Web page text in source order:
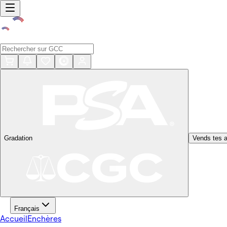
Gradation Vends tes
Français
AccueilEnchères